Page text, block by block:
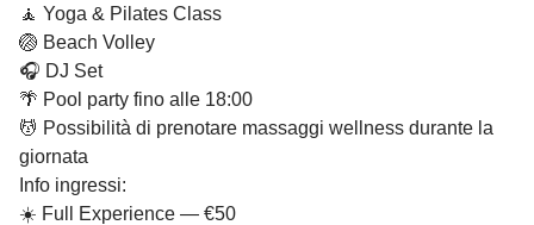
🧘 Yoga & Pilates Class
🏐 Beach Volley
🎧 DJ Set
🌴 Pool party fino alle 18:00
💆 Possibilità di prenotare massaggi wellness durante la
giornata
Info ingressi:
☀️ Full Experience — €50